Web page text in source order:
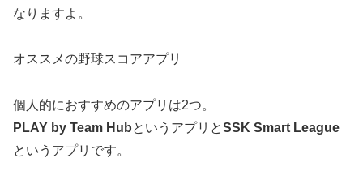
なりますよ。
オススメの野球スコアアプリ
個人的におすすめのアプリは2つ。
PLAY by Team HubというアプリとSSK Smart League
というアプリです。